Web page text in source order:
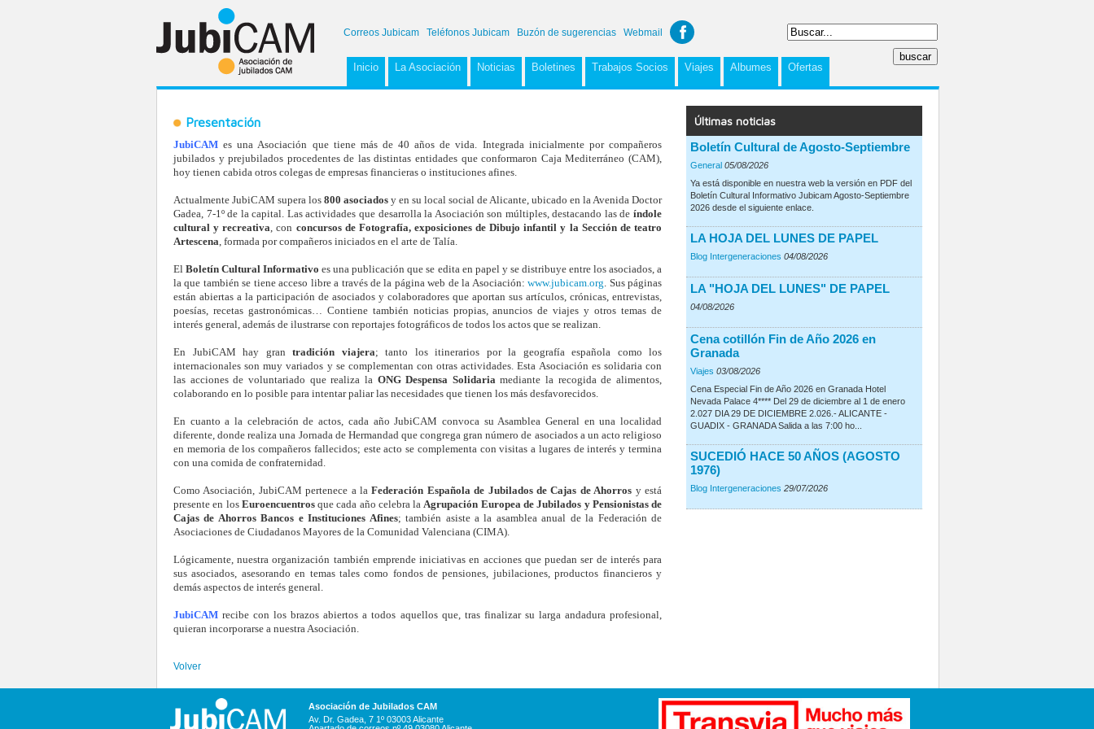
Correos Jubicam Teléfonos Jubicam Buzón de sugerencias Webmail
Inicio La Asociación Noticias Boletines Trabajos Socios Viajes Albumes Ofertas
Presentación
JubiCAMes una Asociación que tiene más de 40 años de vida. Integrada inicialmente por compañeros
jubilados y prejubilados procedentes de las distintas entidades que conformaron Caja Mediterráneo (CAM),
hoy tienen cabida otros colegas de empresas financieras o instituciones afines.
Actualmente JubiCAM supera los 800 asociados y en su local social de Alicante, ubicado en la Avenida Doctor
Gadea, 7-1º de la capital. Las actividades que desarrolla la Asociación son múltiples, destacando las de índole
cultural y recreativa, con concursos de Fotografía, exposiciones de Dibujo infantil y la Sección de teatro
Artescena, formada por compañeros iniciados en el arte de Talía.
ElBoletín Cultural Informativo es una publicación que se edita en papel y se distribuye entre los asociados, a
la que también se tiene acceso libre a través de la página web de la Asociación:www.jubicam.org. Sus páginas
están abiertas a la participación de asociados y colaboradores que aportan sus artículos, crónicas, entrevistas,
poesías, recetas gastronómicas… Contiene también noticias propias, anuncios de viajes y otros temas de
interés general, además de ilustrarse con reportajes fotográficos de todos los actos que se realizan.
En JubiCAM hay gran tradición viajera; tanto los itinerarios por la geografía española como los
internacionales son muy variados y se complementan con otras actividades. Esta Asociación es solidaria con
las acciones de voluntariado que realiza la ONG Despensa Solidariamediante la recogida de alimentos,
colaborando en lo posible para intentar paliar las necesidades que tienen los más desfavorecidos.
En cuanto a la celebración de actos, cada año JubiCAM convoca su Asamblea General en una localidad
diferente, donde realiza una Jornada de Hermandad que congrega gran número de asociados a un acto religioso
en memoria de los compañeros fallecidos; este acto se complementa con visitas a lugares de interés y termina
con una comida de confraternidad.
Como Asociación, JubiCAM pertenece a laFederación Española de Jubilados de Cajas de Ahorros y está
presente en los Euroencuentrosque cada año celebra laAgrupación Europea de Jubilados y Pensionistas de
Cajas de Ahorros Bancos e Instituciones Afines; también asiste a la asamblea anual de la Federación de
Asociaciones de Ciudadanos Mayores de la Comunidad Valenciana (CIMA).
Lógicamente, nuestra organización también emprende iniciativas en acciones que puedan ser de interés para
sus asociados, asesorando en temas tales como fondos de pensiones, jubilaciones, productos financieros y
demás aspectos de interés general.
JubiCAMrecibe con los brazos abiertos a todos aquellos que, tras finalizar su larga andadura profesional,
quieran incorporarse a nuestra Asociación.
Volver
Últimas noticias
Boletín Cultural de Agosto-Septiembre
General 05/08/2026
Ya está disponible en nuestra web la versión en PDF del
Boletín Cultural Informativo Jubicam Agosto-Septiembre
2026 desde el siguiente enlace.
LA HOJA DEL LUNES DE PAPEL
Blog Intergeneraciones 04/08/2026
LA "HOJA DEL LUNES" DE PAPEL
04/08/2026
Cena cotillón Fin de Año 2026 en
Granada
Viajes 03/08/2026
Cena Especial Fin de Año 2026 en Granada Hotel
Nevada Palace 4**** Del 29 de diciembre al 1 de enero
2.027 DIA 29 DE DICIEMBRE 2.026.- ALICANTE -
GUADIX - GRANADA Salida a las 7:00 ho...
SUCEDIÓ HACE 50 AÑOS (AGOSTO
1976)
Blog Intergeneraciones 29/07/2026
Asociación de Jubilados CAM
Av. Dr. Gadea, 7 1º 03003 Alicante